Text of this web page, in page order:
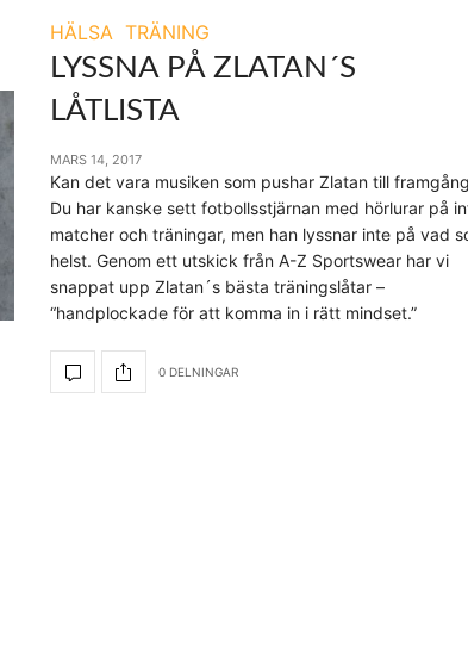
HÄLSA TRÄNING
LYSSNA PÅ ZLATAN´S
LÅTLISTA
MARS 14, 2017
Kan det vara musiken som pushar Zlatan till
Du har kanske sett fotbollsstjärnan med hörlurar på
matcher och träningar, men han lyssnar inte på vad
helst. Genom ett utskick från A-Z Sportswear har vi
snappat upp Zlatan´s bästa träningslåtar –
“handplockade för att komma in i rätt mindset.”
0 DELNINGAR